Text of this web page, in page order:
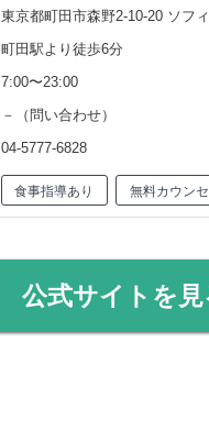
東京都町田市森野2-10-20 ソフ
町田駅より徒歩6分
7:00〜23:00
－（問い合わせ）
04-5777-6828
食事指導あり 無料カウン
公式サイトを見